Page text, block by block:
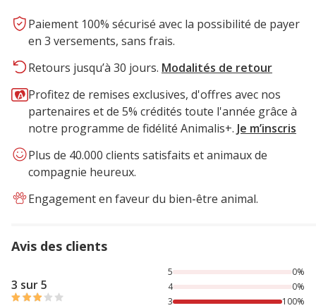
Paiement 100% sécurisé avec la possibilité de payer
en 3 versements, sans frais.
Retours jusqu’à 30 jours. Modalités de retour
Profitez de remises exclusives, d'offres avec nos
partenaires et de 5% crédités toute l'année grâce à
notre programme de fidélité Animalis+. Je m’inscris
Plus de 40.000 clients satisfaits et animaux de
compagnie heureux.
Engagement en faveur du bien-être animal.
Avis des clients
3 sur 5
100% des personnes lont noté avec {1} étoiles,
5
0%
4
0%
3
100%